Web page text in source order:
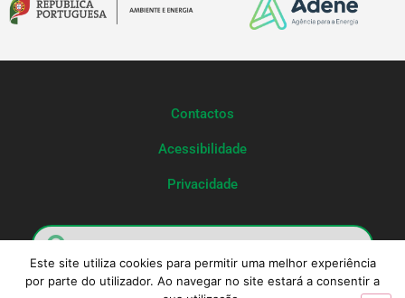
Contactos
Acessibilidade
Privacidade
Este site utiliza cookies para permitir uma melhor experiência
por parte do utilizador. Ao navegar no site estará a consentir a